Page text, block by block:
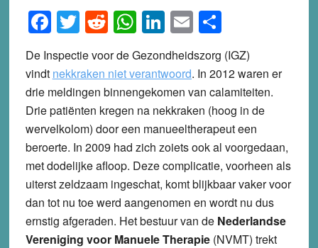
Facebook
Twitter
Reddit
WhatsApp
LinkedIn
EmailShare
De Inspectie voor de Gezondheidszorg (IGZ)
vindt nekkraken niet verantwoord. In 2012 waren er
drie meldingen binnengekomen van calamiteiten.
Drie patiënten kregen na nekkraken (hoog in de
wervelkolom) door een manueeltherapeut een
beroerte. In 2009 had zich zoiets ook al voorgedaan,
met dodelijke afloop. Deze complicatie, voorheen als
uiterst zeldzaam ingeschat, komt blijkbaar vaker voor
dan tot nu toe werd aangenomen en wordt nu dus
ernstig afgeraden. Het bestuur van de Nederlandse
Vereniging voor Manuele Therapie(NVMT) trekt